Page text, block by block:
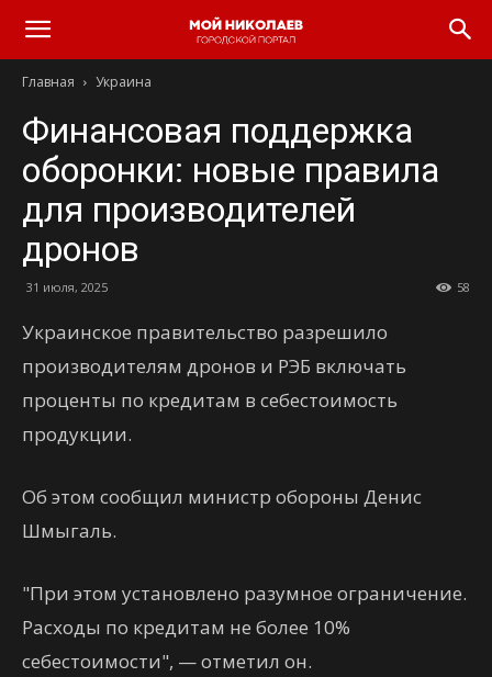
Главная Украина
Финансовая поддержка
оборонки: новые правила
для производителей
дронов
31 июля, 2025 58
Украинское правительство разрешило
производителям дронов и РЭБ включать
проценты по кредитам в себестоимость
продукции.
Об этом сообщил министр обороны Денис
Шмыгаль.
"При этом установлено разумное ограничение.
Расходы по кредитам не более 10%
себестоимости", — отметил он.